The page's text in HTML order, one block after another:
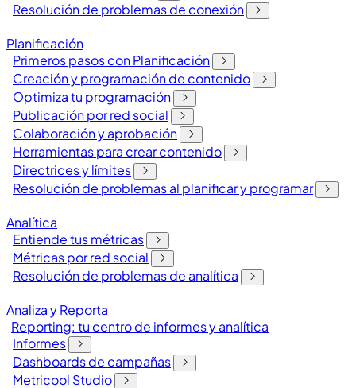
Resolución de problemas de conexión
Planificación
Primeros pasos con Planificación
Creación y programación de contenido
Optimiza tu programación
Publicación por red social
Colaboración y aprobación
Herramientas para crear contenido
Directrices y límites
Resolución de problemas al planificar y programar
Analítica
Entiende tus métricas
Métricas por red social
Resolución de problemas de analítica
Analiza y Reporta
Reporting: tu centro de informes y analítica
Informes
Dashboards de campañas
Metricool Studio